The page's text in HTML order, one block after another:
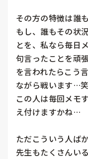
その方の特徴は誰
もし、誰もその状
とを、私なら毎日
句言ったことを頑
を言われたらこう
ながら戦います…笑
この人は毎回メモ
え付けますかね…
ただこういう人ば
先生もたくさんい